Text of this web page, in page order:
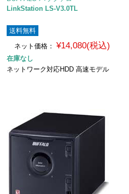
LinkStation LS-V3.0TL
送料無料
ネット価格： ¥14,080(税込)
在庫なし
ネットワーク対応HDD 高速モデル